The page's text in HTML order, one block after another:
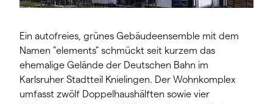
Ein autofreies, grünes Gebäudeensemble mit dem
Namen "elements" schmückt seit kurzem das
ehemalige Gelände der Deutschen Bahn im
Karlsruher Stadtteil Knielingen. Der Wohnkomplex
umfasst zwölf Doppelhaushälften sowie vier